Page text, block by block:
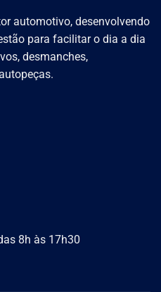
automotivo, desenvolvendo
para facilitar o dia a dia
desmanches,
8h às 17h30